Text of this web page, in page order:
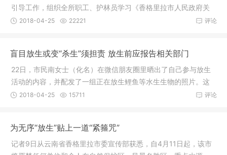
引导工作，组织全所职工、护林员学习《香格里拉市人民政府关
于禁止在
评论
2018-04-25 22221
盲目放生或变“杀生”须担责 放生前应报告相关部门
22日，市民南女士（化名）在微信朋友圈里晒出了自己参与放生
活动的内容，并配发了一组正在放生鲤鱼等水生生物的照片。这
样的活动
评论
2018-04-25 15711
为无序“放生”贴上一道“紧箍咒”
记者9日从云南省香格里拉市委宣传部获悉，自4月11日起，该市